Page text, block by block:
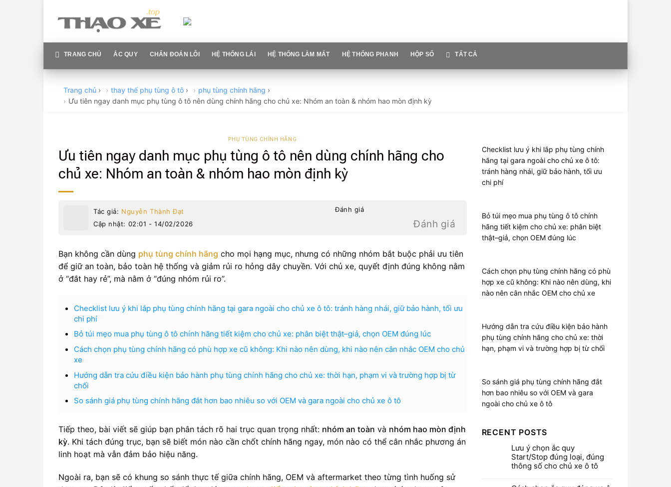
content
TRANG CHỦ ẮC QUY CHẨN ĐOÁN LỖI HỆ THỐNG LÁI HỆ THỐNG LÀM MÁT HỆ THỐNG PHANH HỘP SỐ TẤT CẢ
Trang chủ › thay thế phụ tùng ô tô › phụ tùng chính hãng ›
Ưu tiên ngay danh mục phụ tùng ô tô nên dùng chính hãng cho chủ xe: Nhóm an toàn & nhóm hao mòn định kỳ
PHỤ TÙNG CHÍNH HÃNG
Ưu tiên ngay danh mục phụ tùng ô tô nên dùng chính hãng cho
chủ xe: Nhóm an toàn & nhóm hao mòn định kỳ
Tác giả: Nguyễn Thành Đạt
Cập nhật: 02:01 - 14/02/2026
Đánh giá
Đánh giá
Bạn không cần dùng phụ tùng chính hãng cho mọi hạng mục, nhưng có những nhóm bắt buộc phải ưu tiên
để giữ an toàn, bảo toàn hệ thống và giảm rủi ro hỏng dây chuyền. Với chủ xe, quyết định đúng không nằm
ở “đắt hay rẻ”, mà nằm ở “đúng nhóm rủi ro”.
Checklist lưu ý khi lắp phụ tùng chính hãng tại gara ngoài cho chủ xe ô tô: tránh hàng nhái, giữ bảo hành, tối ưu
chi phí
Bỏ túi mẹo mua phụ tùng ô tô chính hãng tiết kiệm cho chủ xe: phân biệt thật–giả, chọn OEM đúng lúc
Cách chọn phụ tùng chính hãng có phù hợp xe cũ không: Khi nào nên dùng, khi nào nên cân nhắc OEM cho chủ
xe
Hướng dẫn tra cứu điều kiện bảo hành phụ tùng chính hãng cho chủ xe: thời hạn, phạm vi và trường hợp bị từ
chối
So sánh giá phụ tùng chính hãng đắt hơn bao nhiêu so với OEM và gara ngoài cho chủ xe ô tô
Tiếp theo, bài viết sẽ giúp bạn phân tách rõ hai trục quan trọng nhất: nhóm an toàn và nhóm hao mòn định
kỳ. Khi tách đúng trục, bạn sẽ biết món nào cần chốt chính hãng ngay, món nào có thể cân nhắc phương án
linh hoạt mà vẫn đảm bảo hiệu năng.
Ngoài ra, bạn sẽ có khung so sánh thực tế giữa chính hãng, OEM và aftermarket theo từng tình huống sử
Checklist lưu ý khi lắp phụ tùng chính
hãng tại gara ngoài cho chủ xe ô tô:
tránh hàng nhái, giữ bảo hành, tối ưu
chi phí
Bỏ túi mẹo mua phụ tùng ô tô chính
hãng tiết kiệm cho chủ xe: phân biệt
thật–giả, chọn OEM đúng lúc
Cách chọn phụ tùng chính hãng có phù
hợp xe cũ không: Khi nào nên dùng, khi
nào nên cân nhắc OEM cho chủ xe
Hướng dẫn tra cứu điều kiện bảo hành
phụ tùng chính hãng cho chủ xe: thời
hạn, phạm vi và trường hợp bị từ chối
So sánh giá phụ tùng chính hãng đắt
hơn bao nhiêu so với OEM và gara
ngoài cho chủ xe ô tô
RECENT POSTS
Lưu ý chọn ắc quy
Start/Stop đúng loại, đúng
thông số cho chủ xe ô tô